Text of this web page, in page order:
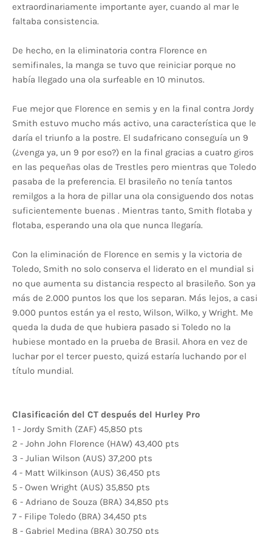
extraordinariamente importante ayer, cuando al mar le
faltaba consistencia.
De hecho, en la eliminatoria contra Florence en
semifinales, la manga se tuvo que reiniciar porque no
había llegado una ola surfeable en 10 minutos.
Fue mejor que Florence en semis y en la final contra Jordy
Smith estuvo mucho más activo, una característica que le
daría el triunfo a la postre. El sudafricano conseguía un 9
(¿venga ya, un 9 por eso?) en la final gracias a cuatro giros
en las pequeñas olas de Trestles pero mientras que Toledo
pasaba de la preferencia. El brasileño no tenía tantos
remilgos a la hora de pillar una ola consiguendo dos notas
suficientemente buenas . Mientras tanto, Smith flotaba y
flotaba, esperando una ola que nunca llegaría.
Con la eliminación de Florence en semis y la victoria de
Toledo, Smith no solo conserva el liderato en el mundial si
no que aumenta su distancia respecto al brasileño. Son ya
más de 2.000 puntos los que los separan. Más lejos, a casi
9.000 puntos están ya el resto, Wilson, Wilko, y Wright. Me
queda la duda de que hubiera pasado si Toledo no la
hubiese montado en la prueba de Brasil. Ahora en vez de
luchar por el tercer puesto, quizá estaría luchando por el
título mundial.
Clasificación del CT después del Hurley Pro
1 - Jordy Smith (ZAF) 45,850 pts
2 - John John Florence (HAW) 43,400 pts
3 - Julian Wilson (AUS) 37,200 pts
4 - Matt Wilkinson (AUS) 36,450 pts
5 - Owen Wright (AUS) 35,850 pts
6 - Adriano de Souza (BRA) 34,850 pts
7 - Filipe Toledo (BRA) 34,450 pts
8 - Gabriel Medina (BRA) 30,750 pts